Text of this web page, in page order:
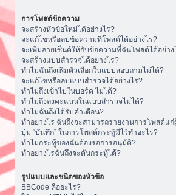
การโพสต์ข้อความ
จะสร้างหัวข้อใหม่ได้อย่างไร?
จะแก้ไขหรือลบข้อความที่โพสต์ได้อย่างไร?
จะเพิ่มลายเซ็นต์ให้กับข้อความที่ฉันโพสต์ได้อย่าง
จะสร้างแบบสำรวจได้อย่างไร?
ทำไมฉันถึงเพิ่มตัวเลือกในแบบสอบถามไม่ได้?
จะแก้ไขหรือลบแบบสำรวจได้อย่างไร?
ทำไมถึงเข้าไปในบอร์ด ไม่ได้?
ทำไมถึงลงคะแนนในแบบสำรวจไม่ได้?
ทำไมฉันถึงได้รับคำเตือน?
ทำอย่างไร ฉันถึงจะสามารถรายงานการโพสต์แ
ปุ่ม “บันทึก” ในการโพสต์กระทู้มีไว้ทำอะไร?
ทำไมกระทู้ของฉันต้องรอการอนุมัติ?
ทำอย่างไรฉันถึงจะดันกระทู้ได้?
รูปแบบและชนิดของหัวข้อ
BBCode คืออะไร?